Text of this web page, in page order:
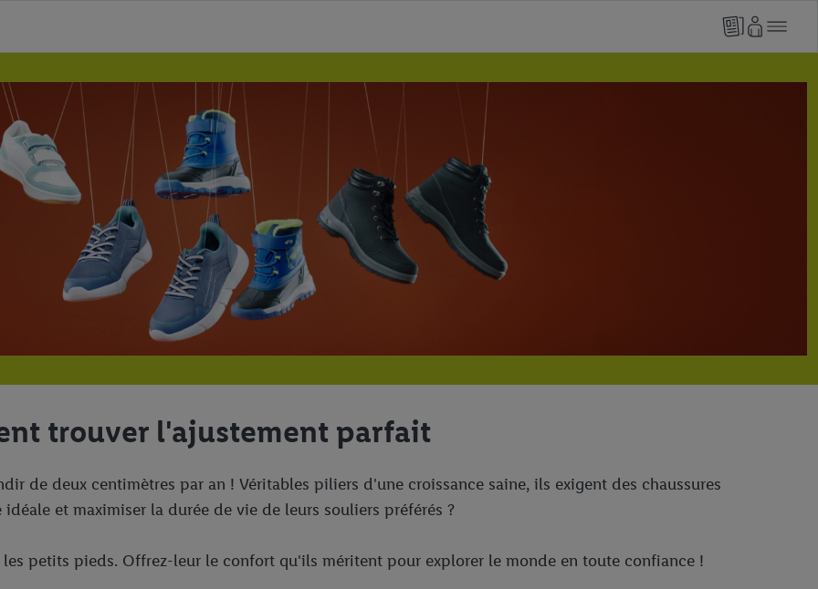
trouver l'ajustement parfait
de deux centimètres par an ! Véritables piliers d'une croissance saine, ils exigent des chaussures
et maximiser la durée de vie de leurs souliers préférés ?
petits pieds. Offrez-leur le confort qu'ils méritent pour explorer le monde en toute confiance !